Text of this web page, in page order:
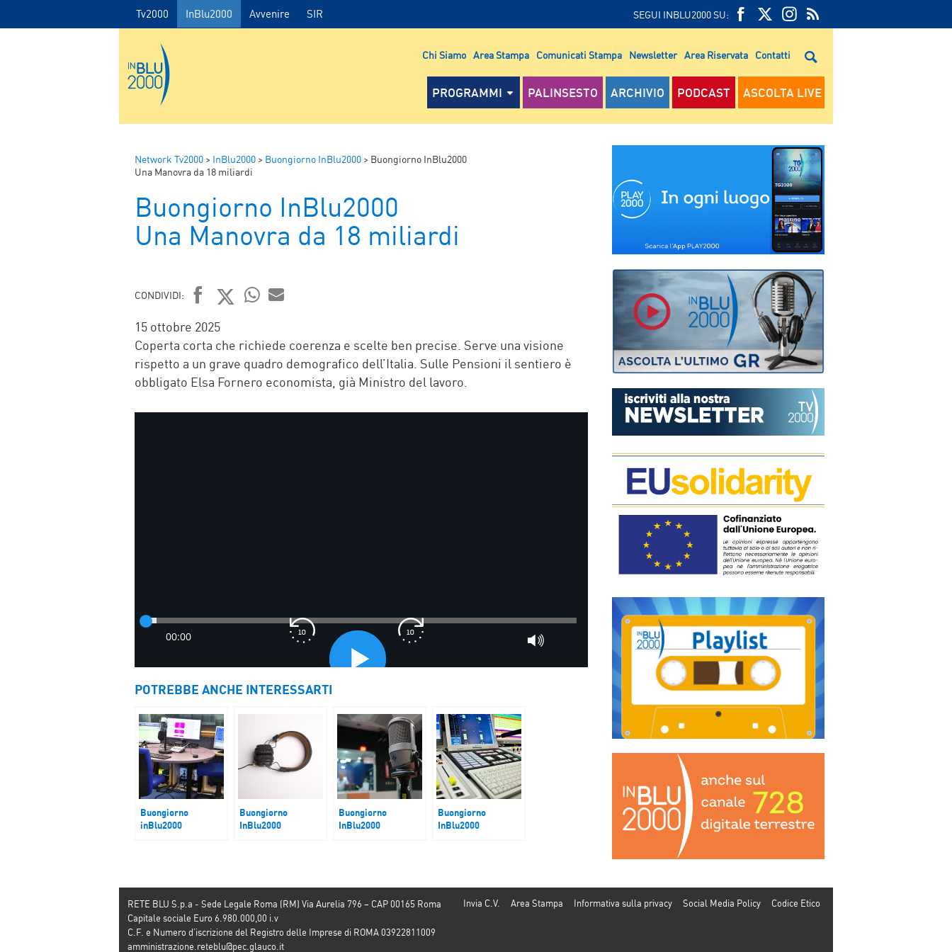
Tv2000 InBlu2000 Avvenire SIR SEGUI INBLU2000 SU:
FEED
RSS
RSS
Chi Siamo Area Stampa Comunicati Stampa Newsletter Area Riservata Contatti
PROGRAMMI PALINSESTO ARCHIVIO PODCAST ASCOLTA LIVE
Network Tv2000 > InBlu2000 > Buongiorno InBlu2000 > Buongiorno InBlu2000
Una Manovra da 18 miliardi
Buongiorno InBlu2000
Una Manovra da 18 miliardi
CONDIVIDI:
FACEBOOK
TWITTER
15 ottobre 2025
Coperta corta che richiede coerenza e scelte ben precise. Serve una visione
rispetto a un grave quadro demografico dell’Italia. Sulle Pensioni il sentiero è
obbligato Elsa Fornero economista, già Ministro del lavoro.
POTREBBE ANCHE INTERESSARTI
Buongiorno
inBlu2000
Buongiorno
InBlu2000
Buongiorno
InBlu2000
Buongiorno
InBlu2000
Invia C.V. Area Stampa Informativa sulla privacy Social Media Policy Codice Etico
RETE BLU S.p.a - Sede Legale Roma (RM) Via Aurelia 796 – CAP 00165 Roma
Capitale sociale Euro 6.980.000,00 i.v
C.F. e Numero d’iscrizione del Registro delle Imprese di ROMA 03922811009
amministrazione.reteblu@pec.glauco.it